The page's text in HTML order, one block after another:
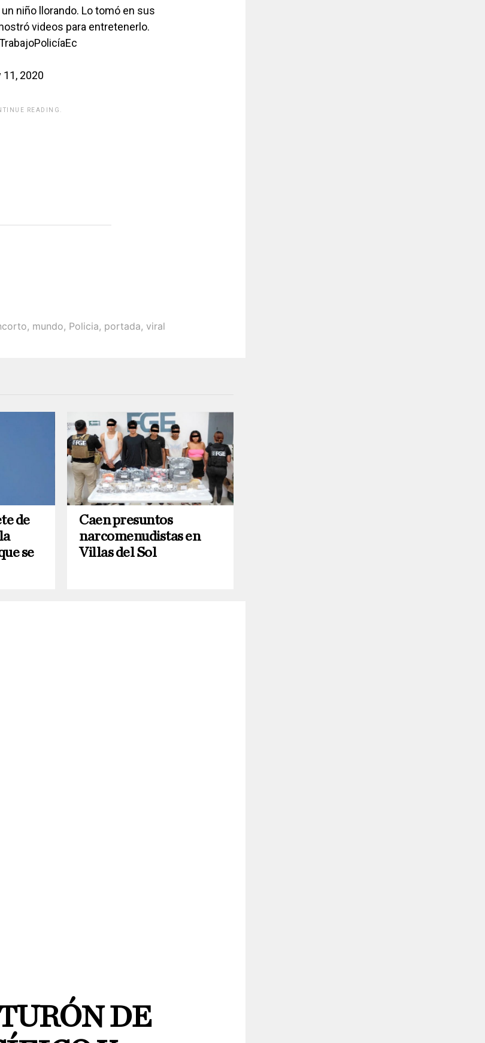
niño llorando. Lo tomó en sus
videos para entretenerlo.
11, 2020
READING.
, mundo, Policia, portada, viral
de
se
Caen presuntos
narcomenudistas en
Villas del Sol
DE